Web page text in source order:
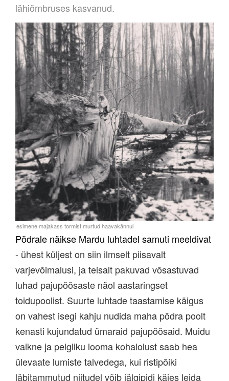
lähiõmbruses kasvanud.
Põdrale näikse Mardu luhtadel samuti meeldivat
- ühest küljest on siin ilmselt piisavalt
varjevõimalusi, ja teisalt pakuvad võsastuvad
luhad pajupõõsaste näol aastaringset
toidupoolist. Suurte luhtade taastamise käigus
on vahest isegi kahju nudida maha põdra poolt
kenasti kujundatud ümaraid pajupõõsaid. Muidu
vaikne ja pelgliku looma kohalolust saab hea
ülevaate lumiste talvedega, kui ristipõiki
läbitammutud niitudel võib jälgipidi käies leida